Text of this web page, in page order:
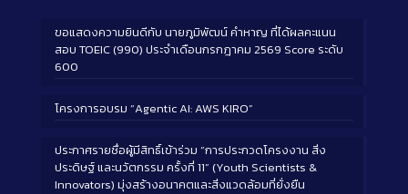
ขอแสดงความยินดีกับ นายภูมิพัฒน์ คำหาญ ที่ได้ผลคะแนน
สอบ TOEIC (990) ประจำเดือนกรกฎาคม 2569 Score ระดับ
600
โครงการอบรม “Agentic AI: AWS KIRO”
ประกาศรายชื่อผู้มีสิทธิ์เข้าร่วม “การประกวดโครงงาน สิ่ง
ประดิษฐ์ และนวัตกรรม ครั้งที่ 11” (Youth Scientists &
Innovators) มุ่งสร้างอนาคตและสิ่งแวดล้อมที่ยั่งยืน